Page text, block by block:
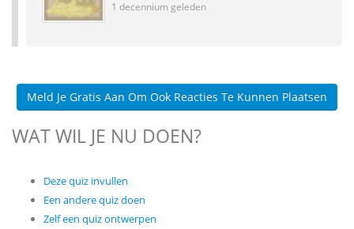
1 decennium geleden
Meld Je Gratis Aan Om Ook Reacties Te Kunnen Plaatsen
WAT WIL JE NU DOEN?
Deze quiz invullen
Een andere quiz doen
Zelf een quiz ontwerpen